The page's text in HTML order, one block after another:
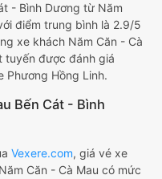
- Bình Dương từ Năm
điểm trung bình là 2.9/5
xe khách Năm Căn - Cà
tuyến được đánh giá
Phương Hồng Linh.
Bến Cát - Bình
Vexere.com, giá vé xe
Căn - Cà Mau có mức